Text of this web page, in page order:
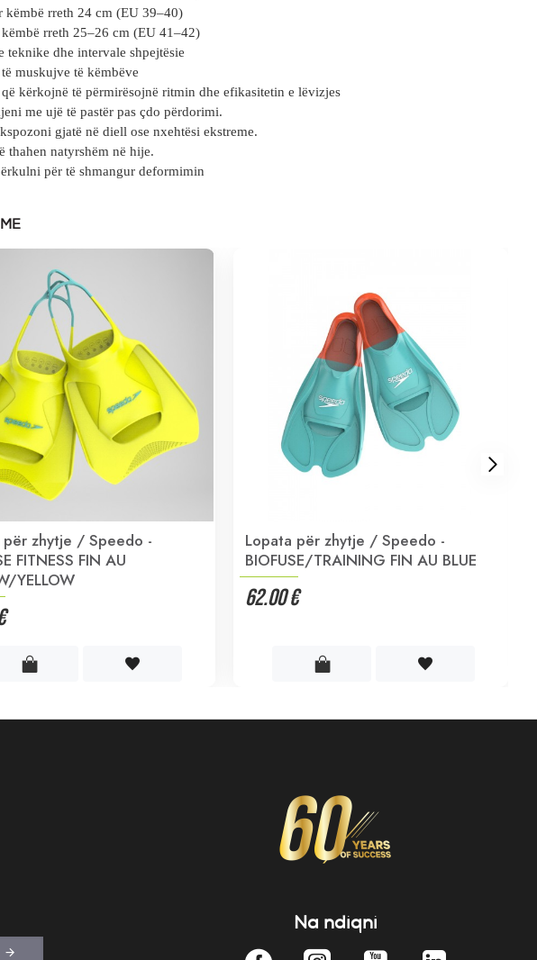
këmbë rreth 24 cm (EU 39–40)
rreth 25–26 cm (EU 41–42)
teknike dhe intervale shpejtësie
muskujve të këmbëve
kërkojnë të përmirësojnë ritmin dhe efikasitetin e lëvizjes
me ujë të pastër pas çdo përdorimi.
gjatë në diell ose nxehtësi ekstreme.
thahen natyrshëm në hije.
për të shmangur deformimin
për zhytje / Speedo -
FITNESS FIN AU
YELLOW
Lopata për zhytje / Speedo -
BIOFUSE/TRAINING FIN AU BLUE
62.00 €
Na ndiqni